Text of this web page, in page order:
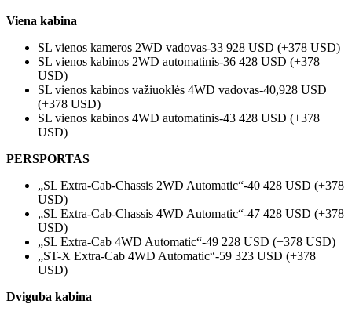
Viena kabina
SL vienos kameros 2WD vadovas-33 928 USD (+378 USD)
SL vienos kabinos 2WD automatinis-36 428 USD (+378
USD)
SL vienos kabinos važiuoklės 4WD vadovas-40,928 USD
(+378 USD)
SL vienos kabinos 4WD automatinis-43 428 USD (+378
USD)
PERSPORTAS
„SL Extra-Cab-Chassis 2WD Automatic“-40 428 USD (+378
USD)
„SL Extra-Cab-Chassis 4WD Automatic“-47 428 USD (+378
USD)
„SL Extra-Cab 4WD Automatic“-49 228 USD (+378 USD)
„ST-X Extra-Cab 4WD Automatic“-59 323 USD (+378
USD)
Dviguba kabina